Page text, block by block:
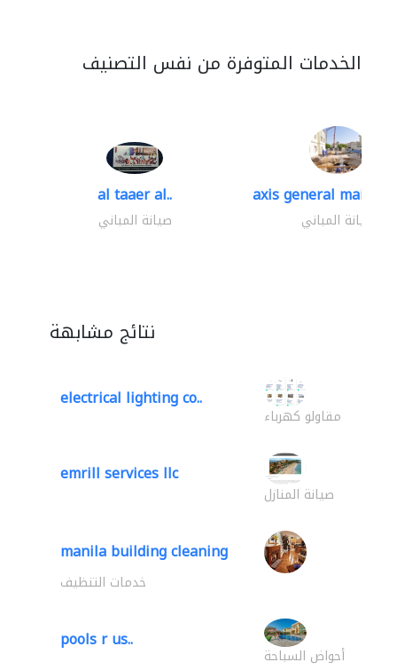
الخدمات المتوفرة من نفس التصنيف
al taaer al..
صيانة المباني
axis general
صيانة المباني
نتائج مشابهة
electrical lighting co..
مقاولو كهرباء
emrill services llc
صيانة المنازل
manila building cleaning
خدمات التنظيف
pools r us..
أحواض السباحة